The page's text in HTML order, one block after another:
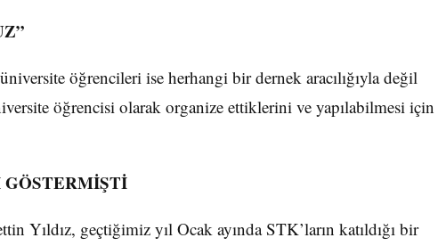
öğrencileri ise herhangi bir dernek aracılığıyla değil
öğrencisi olarak organize ettiklerini ve yapılabilmesi için
Yıldız, geçtiğimiz yıl Ocak ayında STK’ların katıldığı bir